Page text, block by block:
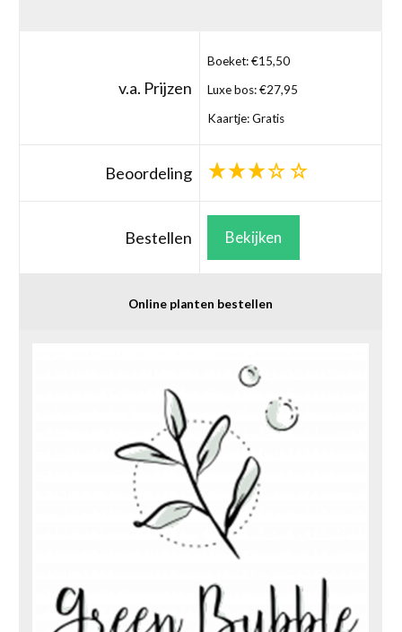
v.a. Prijzen
Boeket: €15,50
Luxe bos: €27,95
Kaartje: Gratis
Beoordeling
Bestellen Bekijken
Online planten bestellen